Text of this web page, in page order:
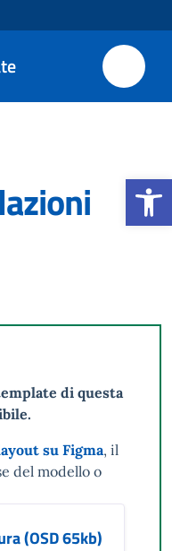
Apri la
di questa
su Figma, il
del modello o
(OSD 65kb)